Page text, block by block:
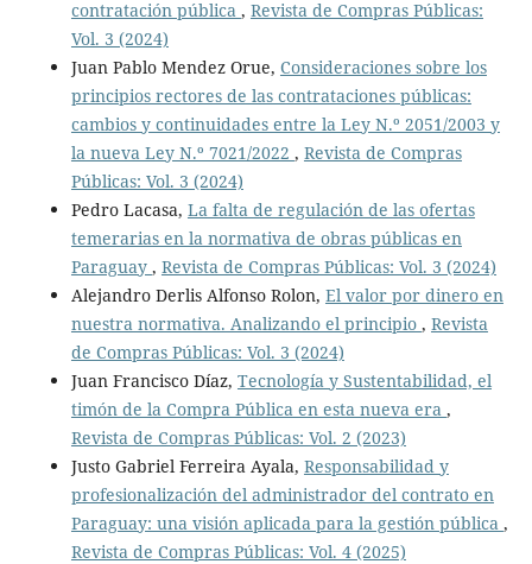
contratación pública , Revista de Compras Públicas:
Vol. 3 (2024)
Juan Pablo Mendez Orue, Consideraciones sobre los
principios rectores de las contrataciones públicas:
cambios y continuidades entre la Ley N.º 2051/2003 y
la nueva Ley N.º 7021/2022 , Revista de Compras
Públicas: Vol. 3 (2024)
Pedro Lacasa, La falta de regulación de las ofertas
temerarias en la normativa de obras públicas en
Paraguay , Revista de Compras Públicas: Vol. 3 (2024)
Alejandro Derlis Alfonso Rolon, El valor por dinero en
nuestra normativa. Analizando el principio , Revista
de Compras Públicas: Vol. 3 (2024)
Juan Francisco Díaz, Tecnología y Sustentabilidad, el
timón de la Compra Pública en esta nueva era ,
Revista de Compras Públicas: Vol. 2 (2023)
Justo Gabriel Ferreira Ayala, Responsabilidad y
profesionalización del administrador del contrato en
Paraguay: una visión aplicada para la gestión pública ,
Revista de Compras Públicas: Vol. 4 (2025)